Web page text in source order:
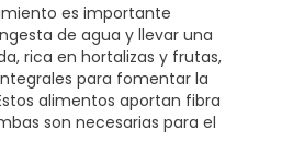
es importante
de agua y llevar una
rica en hortalizas y frutas,
para fomentar la
alimentos aportan fibra
son necesarias para el